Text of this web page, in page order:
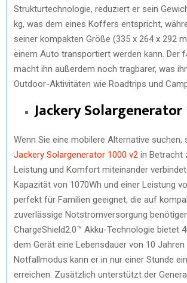
Strukturtechnologie, reduziert er sein
kg, was dem eines Koffers entspricht,
seiner kompakten Größe (335 x 264 x 292
einem Auto transportiert werden kann. Der
macht ihn außerdem noch tragbarer, was
Outdoor-Aktivitäten wie Roadtrips und
Jackery Solargenerator
Wenn Sie eine mobilere Alternative suchen,
Jackery Solargenerator 1000 v2 in Betracht
Leistung und Komfort miteinander
Kapazität von 1070Wh und einer Leistung
perfekt für Familien geeignet, die auf
zuverlässige Notstromversorgung
ChargeShield2.0™ Akku-Technologie bietet
dem Gerät eine Lebensdauer von 10 Jahren
Notfallmodus kann er in nur einer Stunde
erreichen. Zusätzlich unterstützt der